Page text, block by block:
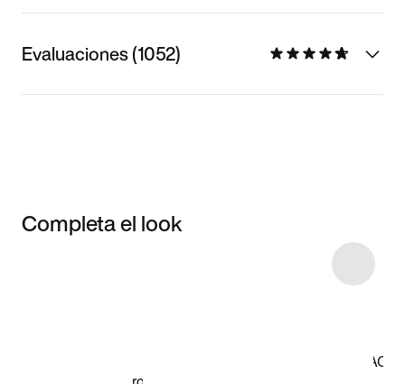
Evaluaciones (1052)
Completa el look